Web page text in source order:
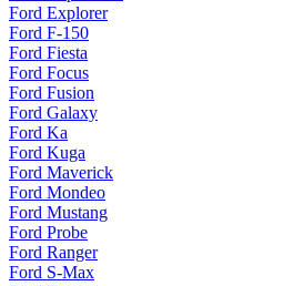
Ford Explorer
Ford F-150
Ford Fiesta
Ford Focus
Ford Fusion
Ford Galaxy
Ford Ka
Ford Kuga
Ford Maverick
Ford Mondeo
Ford Mustang
Ford Probe
Ford Ranger
Ford S-Max